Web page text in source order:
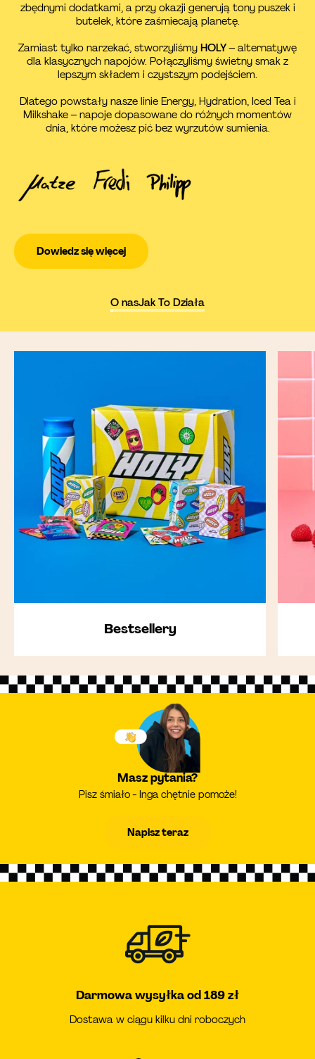
zbędnymi dodatkami, a przy okazji generują tony puszek i
butelek, które zaśmiecają planetę.
Zamiast tylko narzekać, stworzyliśmy HOLY– alternatywę
dla klasycznych napojów. Połączyliśmy świetny smak z
lepszym składem i czystszym podejściem.
Dlatego powstały nasze linie Energy, Hydration, Iced Tea i
Milkshake – napoje dopasowane do różnych momentów
dnia, które możesz pić bez wyrzutów sumienia.
Dowiedz się więcej
O nasJak To Działa
Bestsellery
Masz pytania?
Pisz śmiało - Inga chętnie pomoże!
Napisz teraz
Darmowa wysyłka od 189 zł
Dostawa w ciągu kilku dni roboczych